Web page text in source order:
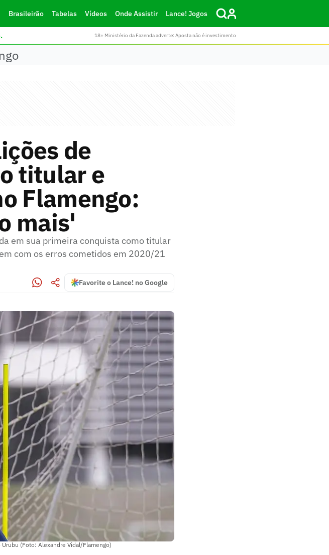
Brasileirão Tabelas Vídeos Onde Assistir Lance! Jogos
18+ Ministério da Fazenda adverte: Aposta não é investimento
de
titular e
Flamengo:
mais'
em sua primeira conquista como titular
com os erros cometidos em 2020/21
Favorite o Lance! no Google
(Foto: Alexandre Vidal/Flamengo)